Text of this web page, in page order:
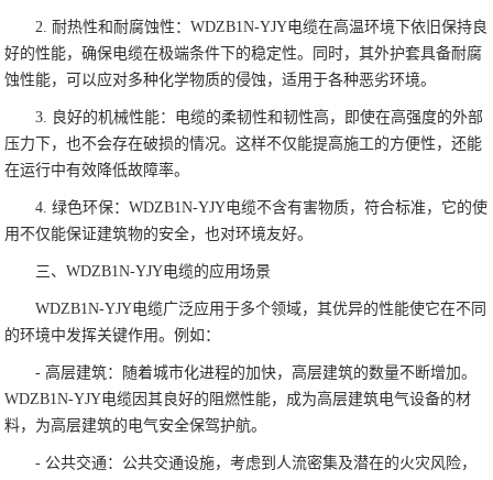
2. 耐热性和耐腐蚀性：WDZB1N-YJY电缆在高温环境下依旧保持良
好的性能，确保电缆在极端条件下的稳定性。同时，其外护套具备耐腐
蚀性能，可以应对多种化学物质的侵蚀，适用于各种恶劣环境。
3. 良好的机械性能：电缆的柔韧性和韧性高，即使在高强度的外部
压力下，也不会存在破损的情况。这样不仅能提高施工的方便性，还能
在运行中有效降低故障率。
4. 绿色环保：WDZB1N-YJY电缆不含有害物质，符合标准，它的使
用不仅能保证建筑物的安全，也对环境友好。
三、WDZB1N-YJY电缆的应用场景
WDZB1N-YJY电缆广泛应用于多个领域，其优异的性能使它在不同
的环境中发挥关键作用。例如：
- 高层建筑：随着城市化进程的加快，高层建筑的数量不断增加。
WDZB1N-YJY电缆因其良好的阻燃性能，成为高层建筑电气设备的材
料，为高层建筑的电气安全保驾护航。
- 公共交通：公共交通设施，考虑到人流密集及潜在的火灾风险，